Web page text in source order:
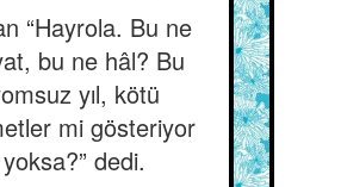
“Hayrola. Bu ne
bu ne hâl? Bu
yıl, kötü
mi gösteriyor
yoksa?” dedi.